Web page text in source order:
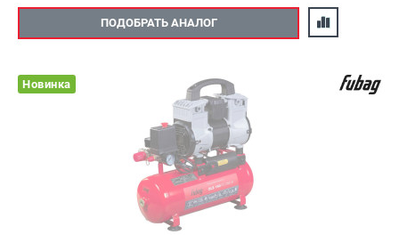
ПОДОБРАТЬ АНАЛОГ
Новинка